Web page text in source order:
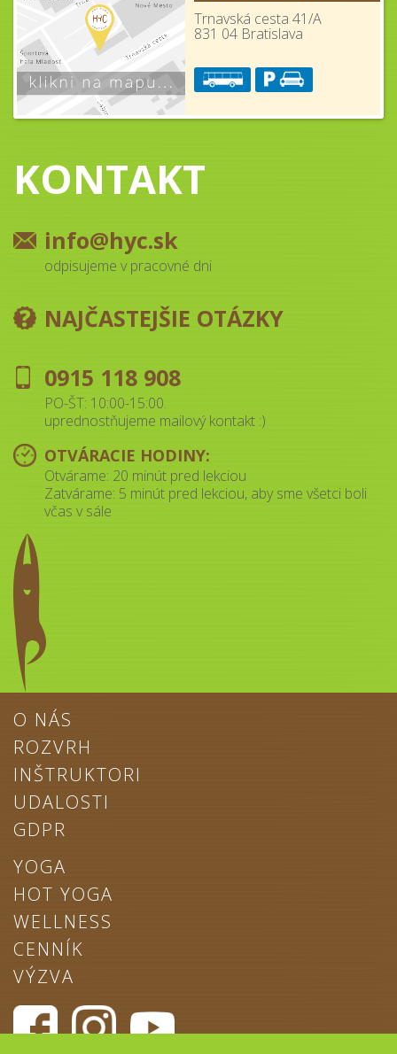
Trnavská cesta 41/A
831 04 Bratislava
KONTAKT
info@hyc.sk
odpisujeme v pracovné dni
NAJČASTEJŠIE OTÁZKY
0915 118 908
PO-ŠT: 10:00-15:00.
uprednostňujeme mailový kontakt :)
OTVÁRACIE HODINY:
Otvárame: 20 minút pred lekciou
Zatvárame: 5 minút pred lekciou, aby sme všetci boli
včas v sále
O NÁS
ROZVRH
INŠTRUKTORI
UDALOSTI
GDPR
YOGA
HOT YOGA
WELLNESS
CENNÍK
VÝZVA